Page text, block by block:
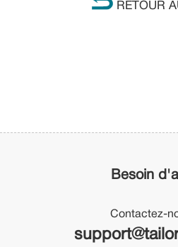
RETOUR
Besoin
Contactez-